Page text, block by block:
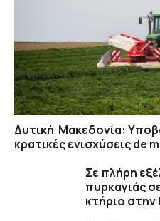
Δυτική Μακεδονία:
κρατικές ενισχύσεις de
Σε πλήρη
πυρκαγιάς
κτήριο στην